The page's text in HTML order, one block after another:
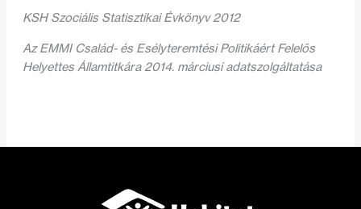
KSH Szociális Statisztikai Évkönyv 2012
Az EMMI Család- és Esélyteremtési Politikáért Felelős
Helyettes Államtitkára 2014. márciusi adatszolgáltatása